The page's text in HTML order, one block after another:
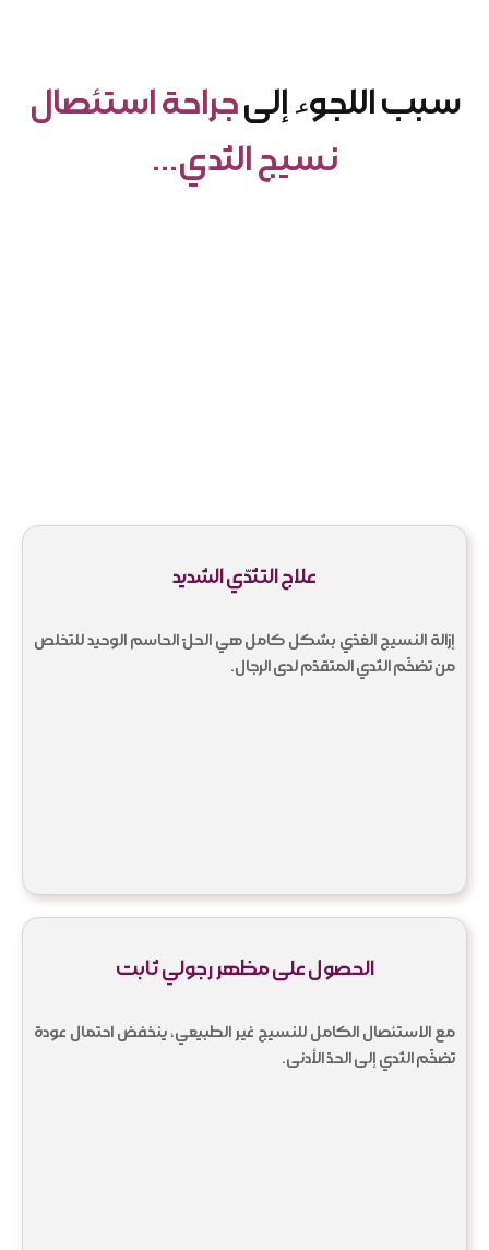
سبب اللجوء إلىجراحة استئصال
نسيج الثدي…
علاج التثدّي الشديد
إزالة النسيج الغدّي بشكل كامل هي الحلّ الحاسم الوحيد للتخلص
من تضخّم الثدي المتقدّم لدى الرجال.
الحصول على مظهر رجولي ثابت
مع الاستئصال الكامل للنسيج غير الطبيعي، ينخفض احتمال عودة
تضخّم الثدي إلى الحدّ الأدنى.